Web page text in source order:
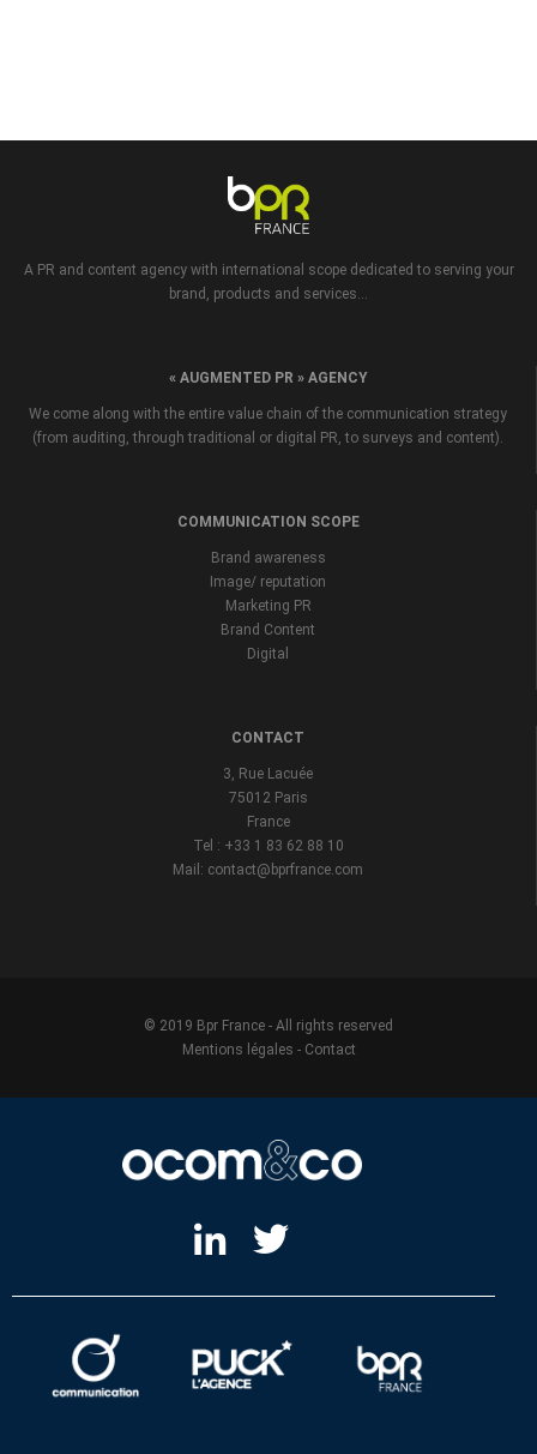
A PR and content agency with international scope dedicated to serving your
brand, products and services...
« AUGMENTED PR » AGENCY
We come along with the entire value chain of the communication strategy
(from auditing, through traditional or digital PR, to surveys and content).
COMMUNICATION SCOPE
Brand awareness
Image/ reputation
Marketing PR
Brand Content
Digital
CONTACT
3, Rue Lacuée
75012 Paris
France
Tel : +33 1 83 62 88 10
Mail: contact@bprfrance.com
© 2019 Bpr France - All rights reserved
Mentions légales - Contact